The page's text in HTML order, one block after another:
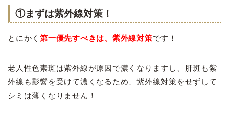
①まずは紫外線対策！
とにかく第一優先すべきは、紫外線対策です！
老人性色素斑は紫外線が原因で濃くなりますし、肝斑も紫
外線も影響を受けて濃くなるため、紫外線対策をせずして
シミは薄くなりません！